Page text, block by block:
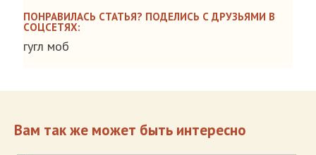
ПОНРАВИЛАСЬ СТАТЬЯ? ПОДЕЛИСЬ С ДРУЗЬЯМИ В
СОЦСЕТЯХ:
гугл моб
Вам так же может быть интересно